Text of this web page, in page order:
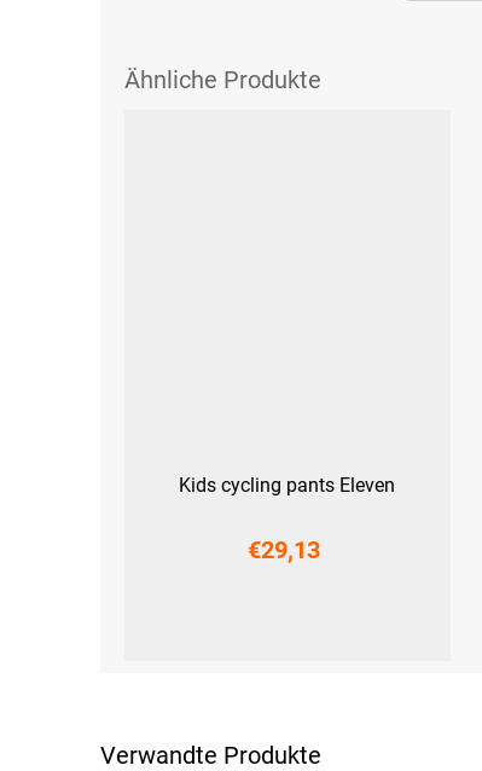
Verwandte Produkte
Kids cycling pants Eleven
€29,13